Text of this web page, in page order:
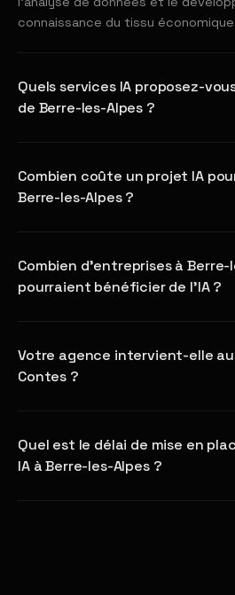
connaissance du tissu
Quels services IA proposez-
de Berre-les-Alpes ?
Combien coûte un projet IA
Berre-les-Alpes ?
Combien d'entreprises à Berre-
pourraient bénéficier de l'IA ?
Votre agence intervient-elle
Contes ?
Quel est le délai de mise en
IA à Berre-les-Alpes ?